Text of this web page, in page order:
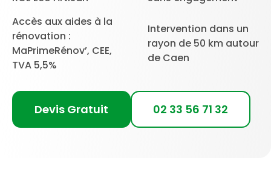
Accès aux aides à la
rénovation :
MaPrimeRénov’, CEE,
TVA 5,5%
Intervention dans un
rayon de 50 km autour
de Caen
Devis Gratuit 02 33 56 71 32